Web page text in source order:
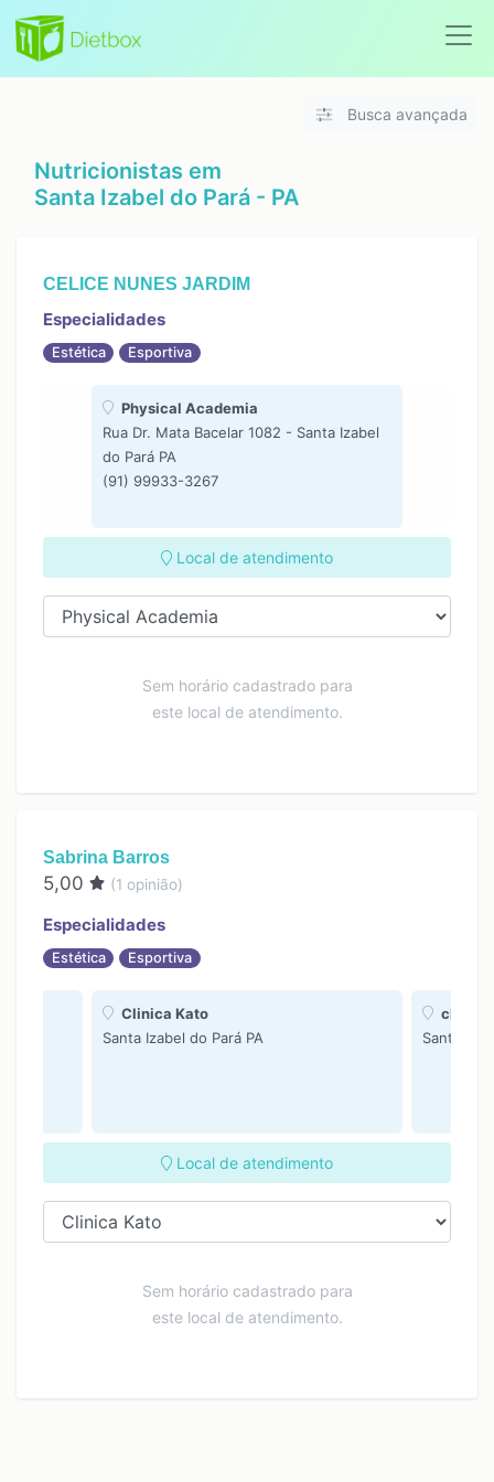
Busca avançada
Nutricionistas em
Santa Izabel do Pará - PA
CELICE NUNES JARDIM
Especialidades
Estética Esportiva
Physical Academia
Rua Dr. Mata Bacelar 1082 - Santa Izabel
do Pará PA
(91) 99933-3267
Local de atendimento
Sem horário cadastrado para
este local de atendimento.
Sabrina Barros
5,00 (1 opinião)
Especialidades
Estética Esportiva
Clinica Kato
Santa Izabel do Pará PA
clinica
Santa
Local de atendimento
Sem horário cadastrado para
este local de atendimento.